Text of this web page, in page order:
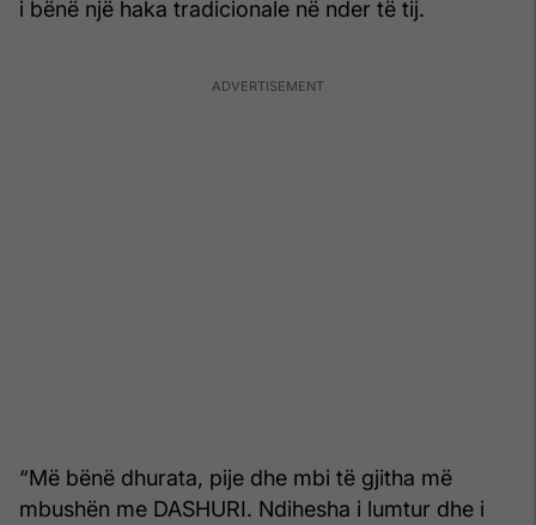
i bënë një haka tradicionale në nder të tij.
“Më bënë dhurata, pije dhe mbi të gjitha më
mbushën me DASHURI. Ndihesha i lumtur dhe i